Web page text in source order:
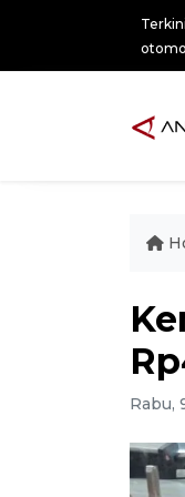
Terkini
Rabu,